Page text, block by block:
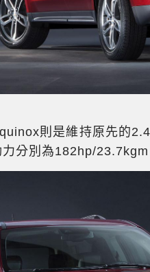
則是維持原先的
分別為182hp/